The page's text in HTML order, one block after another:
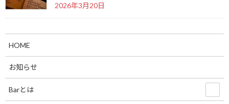
ビッグピート33年 コニャック＆シェリーフィニ
2026年3月20日
HOME
お知らせ
Barとは